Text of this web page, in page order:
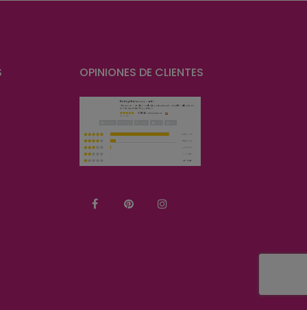
OPINIONES DE CLIENTES
FacebookPinterest